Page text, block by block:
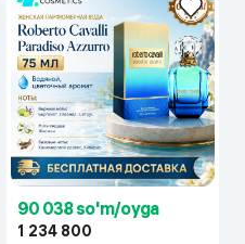
90 038 so'm/oyga
1 234 800